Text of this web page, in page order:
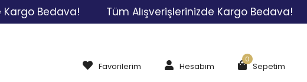
Bedava! Tüm Alışverişlerinizde Kargo Bedava!
Favorilerim Hesabım Sepetim
0